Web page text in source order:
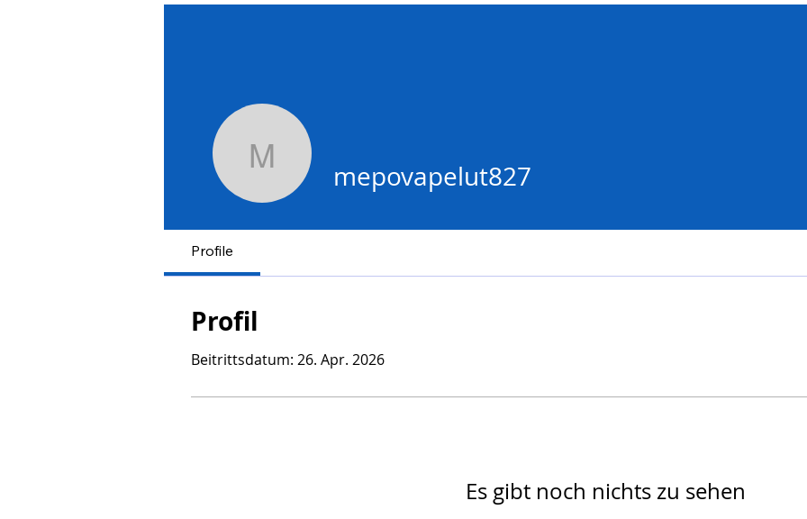
mepovapelut827
mepovapelut827
Profile
Profil
Beitrittsdatum: 26. Apr. 2026
Es gibt noch nichts zu sehen